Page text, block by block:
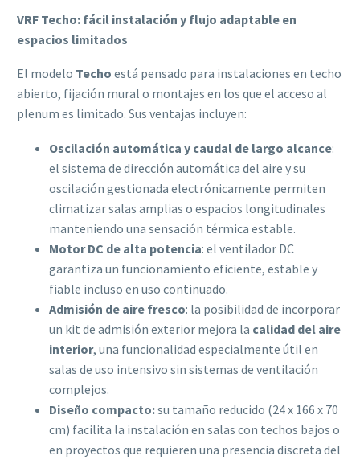
VRF Techo: fácil instalación y flujo adaptable en
espacios limitados
El modelo Techo está pensado para instalaciones en techo
abierto, fijación mural o montajes en los que el acceso al
plenum es limitado. Sus ventajas incluyen:
Oscilación automática y caudal de largo alcance:
el sistema de dirección automática del aire y su
oscilación gestionada electrónicamente permiten
climatizar salas amplias o espacios longitudinales
manteniendo una sensación térmica estable.
Motor DC de alta potencia: el ventilador DC
garantiza un funcionamiento eficiente, estable y
fiable incluso en uso continuado.
Admisión de aire fresco: la posibilidad de incorporar
un kit de admisión exterior mejora la calidad del aire
interior, una funcionalidad especialmente útil en
salas de uso intensivo sin sistemas de ventilación
complejos.
Diseño compacto:su tamaño reducido (24 x 166 x 70
cm) facilita la instalación en salas con techos bajos o
en proyectos que requieren una presencia discreta del